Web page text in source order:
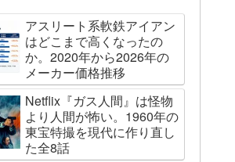
アスリート系軟鉄アイアン
はどこまで高くなったの
か。2020年から2026年の
メーカー価格推移
Netflix『ガス人間』は怪物
より人間が怖い。1960年の
東宝特撮を現代に作り直し
た全8話